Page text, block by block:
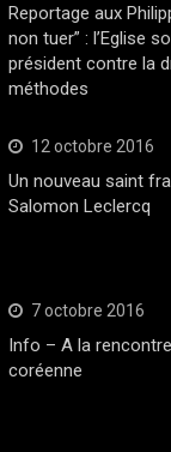
Reportage aux
non tuer” : l’Eglise
président contre la
méthodes
12 octobre 2016
Un nouveau saint
Salomon Leclercq
7 octobre 2016
Info – A la rencontre
coréenne